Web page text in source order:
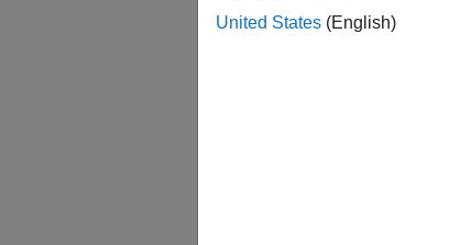
United States (English)